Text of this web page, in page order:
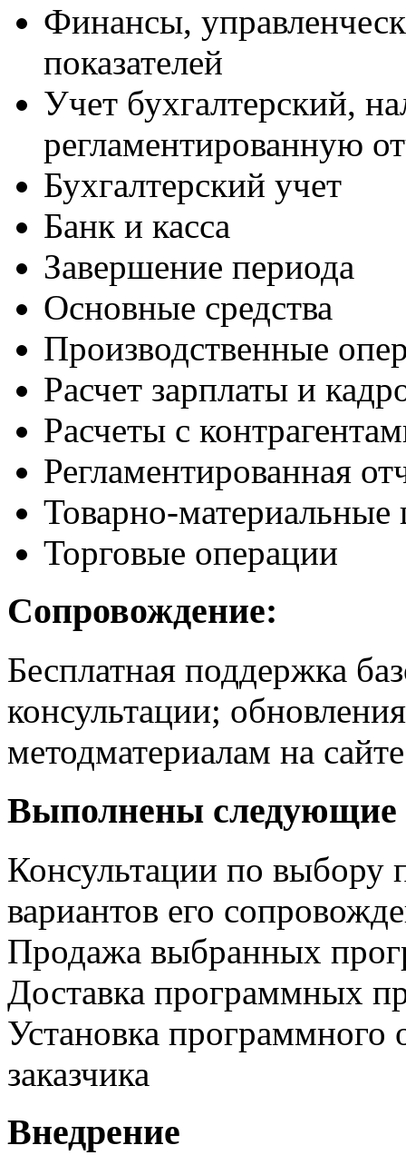
Финансы,
показателей
Учет бухгалтерский,
регламентированную
Бухгалтерский учет
Банк и касса
Завершение периода
Основные средства
Производственные
Расчет зарплаты и
Расчеты с
Регламентированная
Товарно-материальные
Торговые операции
Сопровождение:
Бесплатная поддержка
консультации;
методматериалам на
Выполнены следующие
Консультации по выбору
вариантов его
Продажа выбранных
Доставка программных
Установка
заказчика
Внедрение